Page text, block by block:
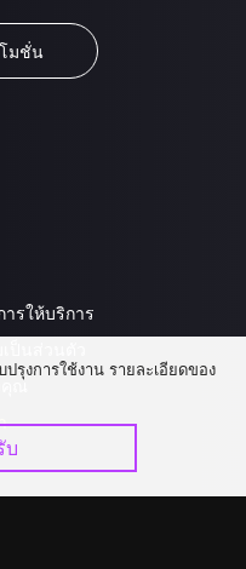
มชั่น
รให้บริการ
คุณ
รุงการใช้งาน รายละเอียดของ
บ